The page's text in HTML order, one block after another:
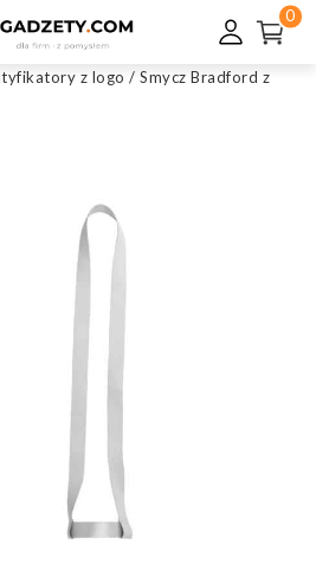
0
z logo / Smycz Bradford z